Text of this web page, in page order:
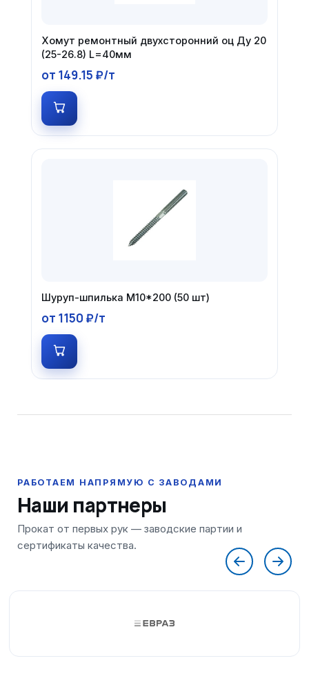
Хомут ремонтный двухсторонний оц Ду 20
(25-26.8) L=40мм
от 149.15 ₽/т
Шуруп-шпилька М10*200 (50 шт)
от 1150 ₽/т
Наши партнеры